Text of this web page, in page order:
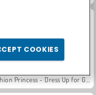
Fashion Princess - Dress Up for Girls
COOKIES